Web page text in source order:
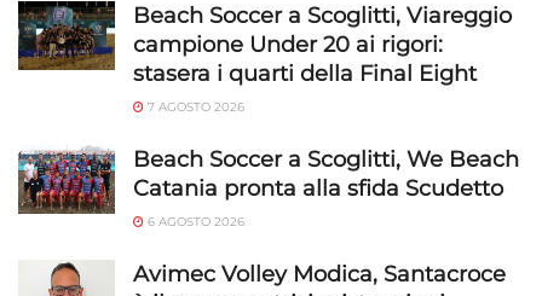
Beach Soccer a Scoglitti, Viareggio
campione Under 20 ai rigori:
stasera i quarti della Final Eight
7 AGOSTO 2026
Beach Soccer a Scoglitti, We Beach
Catania pronta alla sfida Scudetto
6 AGOSTO 2026
Avimec Volley Modica, Santacroce